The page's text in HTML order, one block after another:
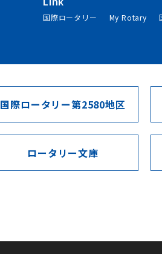
国際ロータリー My Rotary
国際ロータリー第2580地区
ロータリー文庫